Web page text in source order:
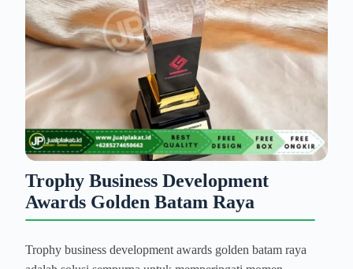
Trophy Business Development
Awards Golden Batam Raya
Trophy business development awards golden batam raya